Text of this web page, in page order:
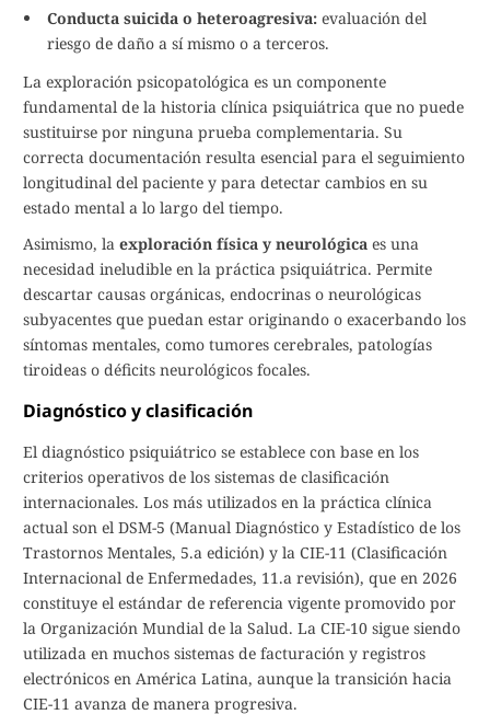
Conducta suicida o heteroagresiva: evaluación del
riesgo de daño a sí mismo o a terceros.
La exploración psicopatológica es un componente
fundamental de la historia clínica psiquiátrica que no puede
sustituirse por ninguna prueba complementaria. Su
correcta documentación resulta esencial para el seguimiento
longitudinal del paciente y para detectar cambios en su
estado mental a lo largo del tiempo.
Asimismo, la exploración física y neurológica es una
necesidad ineludible en la práctica psiquiátrica. Permite
descartar causas orgánicas, endocrinas o neurológicas
subyacentes que puedan estar originando o exacerbando los
síntomas mentales, como tumores cerebrales, patologías
tiroideas o déficits neurológicos focales.
Diagnóstico y clasificación
El diagnóstico psiquiátrico se establece con base en los
criterios operativos de los sistemas de clasificación
internacionales. Los más utilizados en la práctica clínica
actual son el DSM-5 (Manual Diagnóstico y Estadístico de los
Trastornos Mentales, 5.a edición) y la CIE-11 (Clasificación
Internacional de Enfermedades, 11.a revisión), que en 2026
constituye el estándar de referencia vigente promovido por
la Organización Mundial de la Salud. La CIE-10 sigue siendo
utilizada en muchos sistemas de facturación y registros
electrónicos en América Latina, aunque la transición hacia
CIE-11 avanza de manera progresiva.